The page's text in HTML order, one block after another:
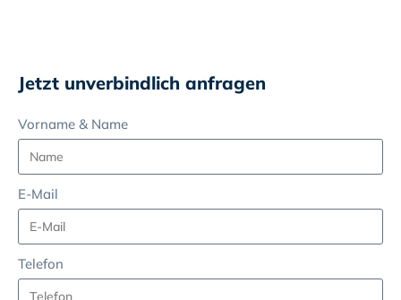
Jetzt unverbindlich anfragen
Vorname & Name
E-Mail
Telefon